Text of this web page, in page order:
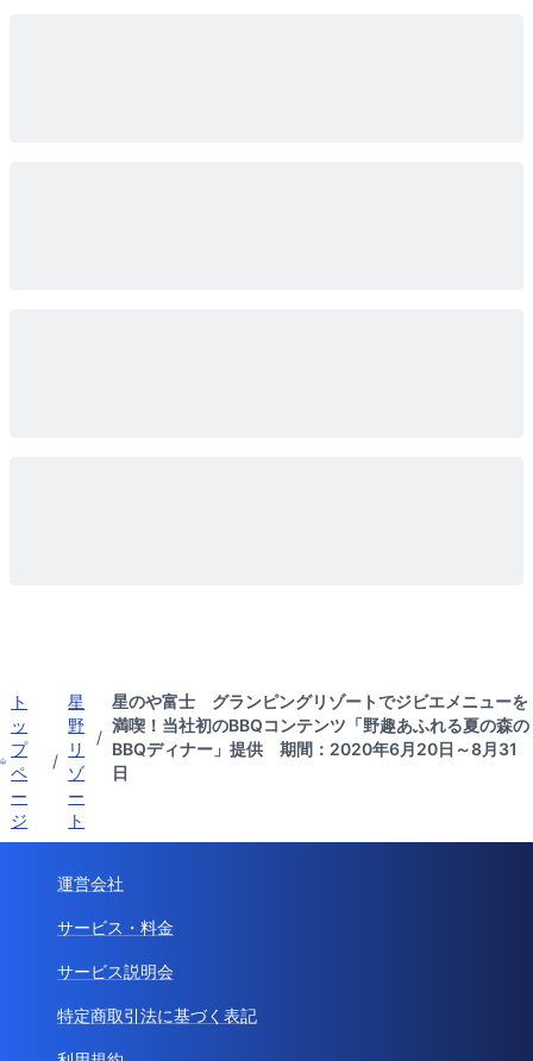
ト
ッ
プ
ペ
ー
ジ
/
星
野
リ
ゾ
ー
ト
/
星のや富士 グランピングリゾートでジビエメニューを
満喫！当社初のBBQコンテンツ「野趣あふれる夏の森の
BBQディナー」提供 期間：2020年6月20日～8月31
日
運営会社
サービス・料金
サービス説明会
特定商取引法に基づく表記